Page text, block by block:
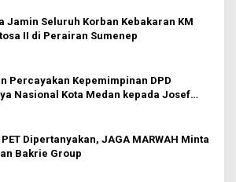
Jamin Seluruh Korban Kebakaran KM
II di Perairan Sumenep
Percayakan Kepemimpinan DPD
Nasional Kota Medan kepada Josef
Dipertanyakan, JAGA MARWAH Minta
Bakrie Group